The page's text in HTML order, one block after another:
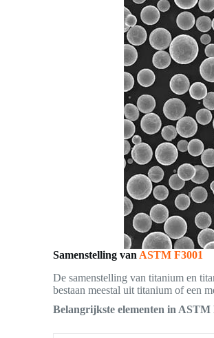
Samenstelling van ASTM F3001
De samenstelling van titanium en
bestaan meestal uit titanium of een
Belangrijkste elementen in ASTM